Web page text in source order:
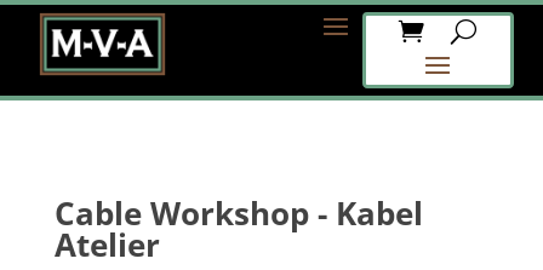
Cable Workshop - Kabel
Atelier